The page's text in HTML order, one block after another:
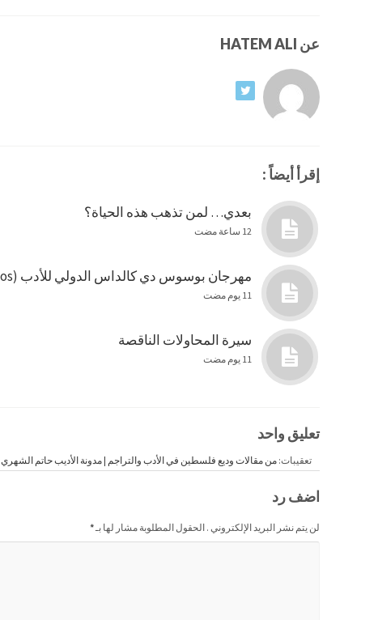
عن HATEM ALI
إقرأ أيضاً :
بعدي… لمن تذهب هذه الحياة؟
12 ساعة مضت
مهرجان بوسوس دي كالداس الدولي للأدب (Flipocos) 2026 في البرازيل
11 يوم مضت
سيرة المحاولات الناقصة
11 يوم مضت
تعليق واحد
تعقيبات: من مقالات وديع فلسطين في الأدب والتراجم | مدونة الأديب حاتم الشهري
اضف رد
لن يتم نشر البريد الإلكتروني . الحقول المطلوبة مشار لها بـ*